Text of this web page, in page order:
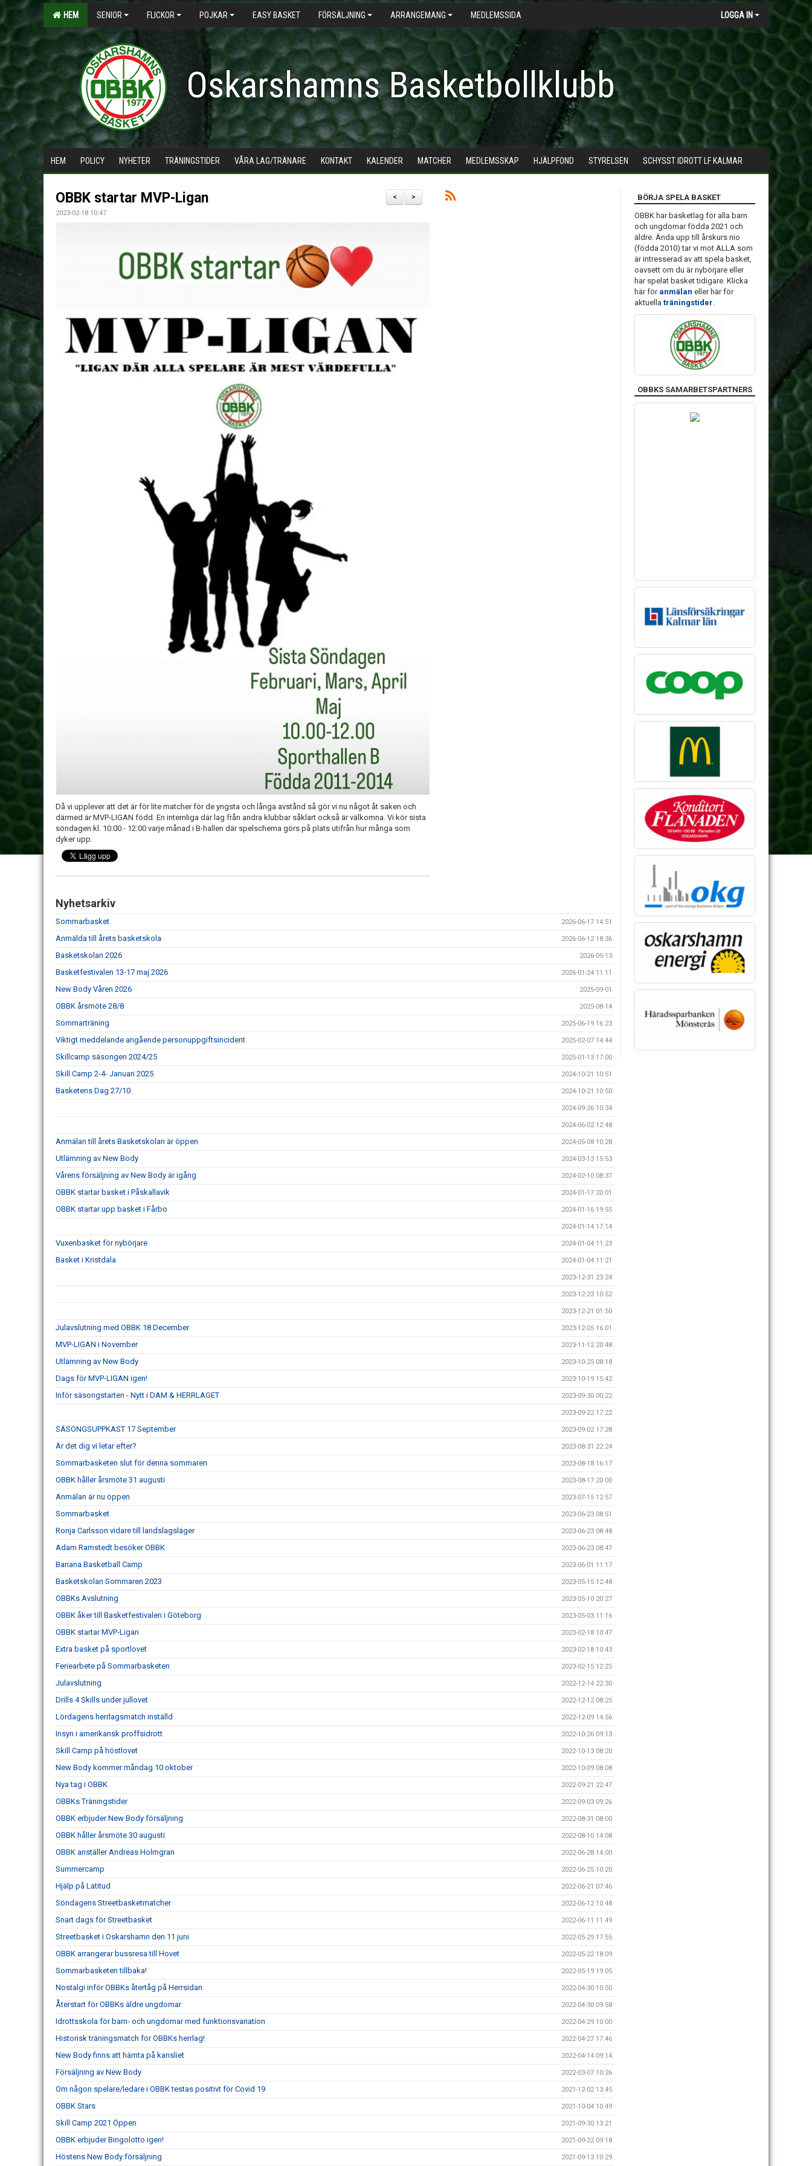
HEM SENIOR FLICKOR POJKAR EASY BASKET FÖRSÄLJNING ARRANGEMANG MEDLEMSSIDA LOGGA IN
Oskarshamns Basketbollklubb
HEM POLICY NYHETER TRÄNINGSTIDER VÅRA LAG/TRÄNARE KONTAKT KALENDER MATCHER MEDLEMSSKAP HJÄLPFOND STYRELSEN SCHYSST IDROTT LF KALMAR
>
<
OBBK startar MVP-Ligan
2023-02-18 10:47
Då vi upplever att det är för lite matcher för de yngsta och långa avstånd så gör vi nu något åt saken och
därmed är MVP-LIGAN född. En internliga där lag från andra klubbar såklart också är välkomna. Vi kör sista
söndagen kl. 10:00 - 12:00 varje månad i B-hallen där spelschema görs på plats utifrån hur många som
dyker upp.
Nyhetsarkiv
Sommarbasket 2026-06-17 14:51
Anmälda till årets basketskola 2026-06-12 18:36
Basketskolan 2026 2026-05-13
Basketfestivalen 13-17 maj 2026 2026-01-24 11:11
New Body Våren 2026 2025-09-01
OBBK årsmöte 28/8 2025-08-14
Sommarträning 2025-06-19 16:23
Viktigt meddelande angående personuppgiftsincident 2025-02-07 14:44
Skillcamp säsongen 2024/25 2025-01-13 17:00
Skill Camp 2-4- Januari 2025 2024-10-21 10:51
Basketens Dag 27/10 2024-10-21 10:50
2024-09-26 10:34
2024-06-02 12:48
Anmälan till årets Basketskolan är öppen 2024-05-08 10:28
Utlämning av New Body 2024-03-13 15:53
Vårens försäljning av New Body är igång 2024-02-10 08:37
OBBK startar basket i Påskallavik 2024-01-17 20:01
OBBK startar upp basket i Fårbo 2024-01-16 19:55
2024-01-14 17:14
Vuxenbasket för nybörjare 2024-01-04 11:23
Basket i Kristdala 2024-01-04 11:21
2023-12-31 23:24
2023-12-23 10:52
2023-12-21 01:50
Julavslutning med OBBK 18 December 2023-12-05 16:01
MVP-LIGAN i November 2023-11-12 20:48
Utlämning av New Body 2023-10-25 08:18
Dags för MVP-LIGAN igen! 2023-10-19 15:42
Inför säsongstarten - Nytt i DAM & HERRLAGET 2023-09-30 00:22
2023-09-22 17:22
SÄSONGSUPPKAST 17 September 2023-09-02 17:28
Är det dig vi letar efter? 2023-08-31 22:24
Sommarbasketen slut för denna sommaren 2023-08-18 16:17
OBBK håller årsmöte 31 augusti 2023-08-17 20:00
Anmälan är nu öppen 2023-07-15 12:57
Sommarbasket 2023-06-23 08:51
Ronja Carlsson vidare till landslagsläger 2023-06-23 08:48
Adam Ramstedt besöker OBBK 2023-06-23 08:47
Banana Basketball Camp 2023-06-01 11:17
Basketskolan Sommaren 2023 2023-05-15 12:48
OBBKs Avslutning 2023-05-10 20:27
OBBK åker till Basketfestivalen i Göteborg 2023-05-03 11:16
OBBK startar MVP-Ligan 2023-02-18 10:47
Extra basket på sportlovet 2023-02-18 10:43
Feriearbete på Sommarbasketen 2023-02-15 12:25
Julavslutning 2022-12-14 22:30
Drills 4 Skills under jullovet 2022-12-12 08:25
Lördagens herrlagsmatch inställd 2022-12-09 14:56
Insyn i amerikansk proffsidrott 2022-10-26 09:13
Skill Camp på höstlovet 2022-10-13 08:20
New Body kommer måndag 10 oktober 2022-10-09 08:08
Nya tag i OBBK 2022-09-21 22:47
OBBKs Träningstider 2022-09-03 09:26
OBBK erbjuder New Body försäljning 2022-08-31 08:00
OBBK håller årsmöte 30 augusti 2022-08-10 14:08
OBBK anställer Andreas Holmgran 2022-06-28 14:00
Summercamp 2022-06-25 10:20
Hjälp på Latitud 2022-06-21 07:46
Söndagens Streetbasketmatcher 2022-06-12 10:48
Snart dags för Streetbasket 2022-06-11 11:49
Streetbasket i Oskarshamn den 11 juni 2022-05-29 17:55
OBBK arrangerar bussresa till Hovet 2022-05-22 18:09
Sommarbasketen tillbaka! 2022-05-19 19:05
Nostalgi inför OBBKs återtåg på Herrsidan 2022-04-30 10:50
Återstart för OBBKs äldre ungdomar 2022-04-30 09:58
Idrottsskola för barn- och ungdomar med funktionsvariation 2022-04-29 10:00
Historisk träningsmatch för OBBKs herrlag! 2022-04-27 17:46
New Body finns att hämta på kansliet 2022-04-14 09:14
Försäljning av New Body 2022-03-07 10:26
Om någon spelare/ledare i OBBK testas positivt för Covid 19 2021-12-02 13:45
OBBK Stars 2021-10-04 10:49
Skill Camp 2021 Öppen 2021-09-30 13:21
OBBK erbjuder Bingolotto igen! 2021-09-22 09:18
Höstens New Body försäljning 2021-09-13 10:29
BÖRJA SPELA BASKET
OBBK har basketlag för alla barn
och ungdomar födda 2021 och
äldre. Ända upp till årskurs nio
(födda 2010) tar vi mot ALLA som
är intresserad av att spela basket,
oavsett om du är nybörjare eller
har spelat basket tidigare. Klicka
här för anmälan eller här för
aktuella träningstider.
OBBKS SAMARBETSPARTNERS